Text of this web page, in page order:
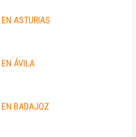
ASTURIAS
ÁVILA
EN BADAJOZ